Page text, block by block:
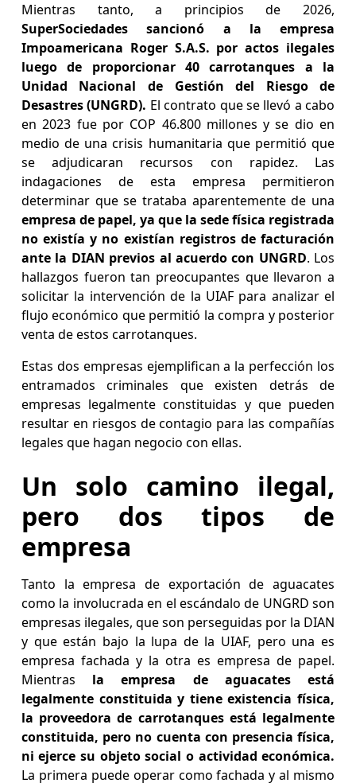
Mientras tanto, a principios de 2026,
SuperSociedades sancionó a la empresa
Impoamericana Roger S.A.S. por actos ilegales
luego de proporcionar 40 carrotanques a la
Unidad Nacional de Gestión del Riesgo de
Desastres (UNGRD). El contrato que se llevó a cabo
en 2023 fue por COP 46.800 millones y se dio en
medio de una crisis humanitaria que permitió que
se adjudicaran recursos con rapidez. Las
indagaciones de esta empresa permitieron
determinar que se trataba aparentemente de una
empresa de papel, ya que la sede física registrada
no existía y no existían registros de facturación
ante la DIAN previos al acuerdo con UNGRD. Los
hallazgos fueron tan preocupantes que llevaron a
solicitar la intervención de la UIAF para analizar el
flujo económico que permitió la compra y posterior
venta de estos carrotanques.
Estas dos empresas ejemplifican a la perfección los
entramados criminales que existen detrás de
empresas legalmente constituidas y que pueden
resultar en riesgos de contagio para las compañías
legales que hagan negocio con ellas.
Un solo camino ilegal,
pero dos tipos de
empresa
Tanto la empresa de exportación de aguacates
como la involucrada en el escándalo de UNGRD son
empresas ilegales, que son perseguidas por la DIAN
y que están bajo la lupa de la UIAF, pero una es
empresa fachada y la otra es empresa de papel.
Mientras la empresa de aguacates está
legalmente constituida y tiene existencia física,
la proveedora de carrotanques está legalmente
constituida, pero no cuenta con presencia física,
ni ejerce su objeto social o actividad económica.
La primera puede operar como fachada y al mismo